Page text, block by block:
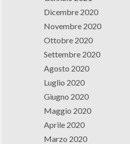
Dicembre 2020
Novembre 2020
Ottobre 2020
Settembre 2020
Agosto 2020
Luglio 2020
Giugno 2020
Maggio 2020
Aprile 2020
Marzo 2020